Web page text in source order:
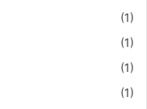
(1)
(1)
(1)
(1)